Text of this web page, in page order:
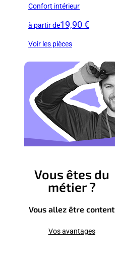
Confort intérieur
à partir de19,90 €
Voir les pièces
Vous êtes du
métier ?
Vous allez être content
Vos avantages